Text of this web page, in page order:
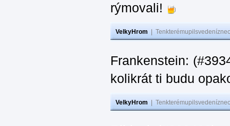
rýmovali!
VelkyHrom
Frankenstein:
kolikrát ti budu
VelkyHrom